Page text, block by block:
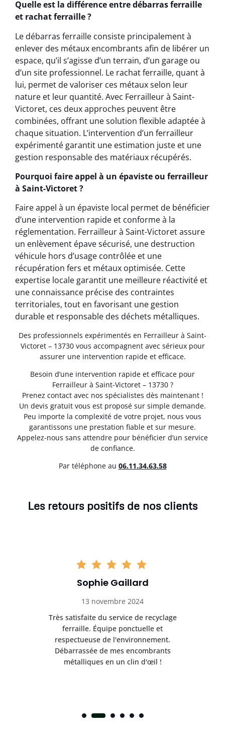
Quelle est la différence entre débarras ferraille
et rachat ferraille ?
Le débarras ferraille consiste principalement à
enlever des métaux encombrants afin de libérer un
espace, qu’il s’agisse d’un terrain, d’un garage ou
d’un site professionnel. Le rachat ferraille, quant à
lui, permet de valoriser ces métaux selon leur
nature et leur quantité. Avec Ferrailleur à Saint-
Victoret, ces deux approches peuvent être
combinées, offrant une solution flexible adaptée à
chaque situation. L’intervention d’un ferrailleur
expérimenté garantit une estimation juste et une
gestion responsable des matériaux récupérés.
Pourquoi faire appel à un épaviste ou ferrailleur
à Saint-Victoret ?
Faire appel à un épaviste local permet de bénéficier
d’une intervention rapide et conforme à la
réglementation. Ferrailleur à Saint-Victoret assure
un enlèvement épave sécurisé, une destruction
véhicule hors d’usage contrôlée et une
récupération fers et métaux optimisée. Cette
expertise locale garantit une meilleure réactivité et
une connaissance précise des contraintes
territoriales, tout en favorisant une gestion
durable et responsable des déchets métalliques.
Des professionnels expérimentés en Ferrailleur à Saint-
Victoret – 13730 vous accompagnent avec sérieux pour
assurer une intervention rapide et efficace.
Besoin d’une intervention rapide et efficace pour
Ferrailleur à Saint-Victoret – 13730 ?
Prenez contact avec nos spécialistes dès maintenant !
Un devis gratuit vous est proposé sur simple demande.
Peu importe la complexité de votre projet, nous vous
garantissons une prestation fiable et sur mesure.
Appelez-nous sans attendre pour bénéficier d’un service
de confiance.
Par téléphone au 06.11.34.63.58
Les retours positifs de nos clients
Sophie Gaillard
13 novembre 2024
Très satisfaite du service de recyclage
ferraille. Équipe ponctuelle et
respectueuse de l'environnement.
Débarrassée de mes encombrants
métalliques en un clin d'œil !